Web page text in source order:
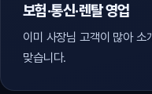
보험·통신·렌탈 영업
이미 사장님 고객이 많아 소
맞습니다.